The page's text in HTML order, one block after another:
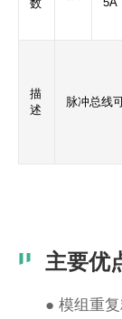
数
描
述
脉冲总线
主要优
● 模组重